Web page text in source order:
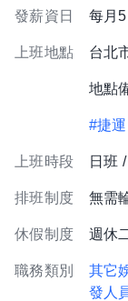
發薪資日 每月5
上班地點 台北
地點
#捷
上班時段 日班
排班制度 無需
休假制度 週休
職務類別 其它
發人